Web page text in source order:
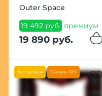
Outer Space
19 492 руб. премиум
19 890 руб.
Хит продаж Скидка -10%